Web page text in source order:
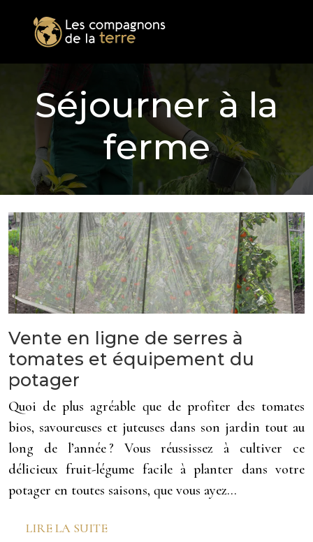
Séjourner à la
ferme
Vente en ligne de serres à
tomates et équipement du
potager
Quoi de plus agréable que de profiter des tomates
bios, savoureuses et juteuses dans son jardin tout au
long de l’année ? Vous réussissez à cultiver ce
délicieux fruit-légume facile à planter dans votre
potager en toutes saisons, que vous ayez…
LIRE LA SUITE